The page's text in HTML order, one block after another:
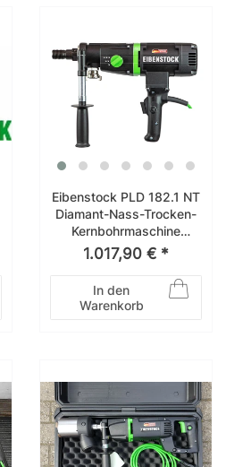
Eibenstock PLD 182.1 NT
Diamant-Nass-Trocken-
Kernbohrmaschine
PowerLine – 0343X000
1.017,90 € *
In den
Warenkorb